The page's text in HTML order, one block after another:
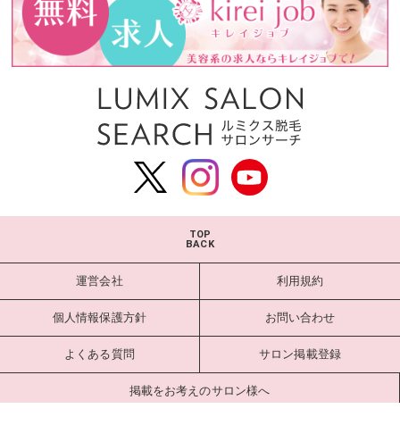
TOP
BACK
運営会社 利用規約
個人情報保護方針 お問い合わせ
よくある質問 サロン掲載登録
掲載をお考えのサロン様へ